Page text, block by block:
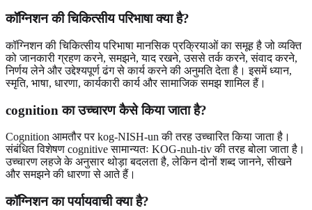
कॉग्निशन की चिकित्सीय परिभाषा क्या है?
कॉग्निशन की चिकित्सीय परिभाषा मानसिक प्रक्रियाओं का समूह है जो व्यक्ति
को जानकारी ग्रहण करने, समझने, याद रखने, उससे तर्क करने, संवाद करने,
निर्णय लेने और उद्देश्यपूर्ण ढंग से कार्य करने की अनुमति देता है। इसमें ध्यान,
स्मृति, भाषा, धारणा, कार्यकारी कार्य और सामाजिक समझ शामिल हैं।
cognition का उच्चारण कैसे किया जाता है?
Cognition आमतौर पर kog-NISH-un की तरह उच्चारित किया जाता है।
संबंधित विशेषण cognitive सामान्यतः KOG-nuh-tiv की तरह बोला जाता है।
उच्चारण लहजे के अनुसार थोड़ा बदलता है, लेकिन दोनों शब्द जानने, सीखने
और समझने की धारणा से आते हैं।
कॉग्निशन का पर्यायवाची क्या है?